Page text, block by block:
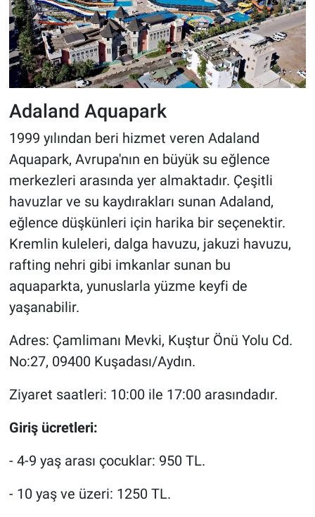
Adaland Aquapark
1999 yılından beri hizmet veren Adaland
Aquapark, Avrupa'nın en büyük su eğlence
merkezleri arasında yer almaktadır. Çeşitli
havuzlar ve su kaydırakları sunan Adaland,
eğlence düşkünleri için harika bir seçenektir.
Kremlin kuleleri, dalga havuzu, jakuzi havuzu,
rafting nehri gibi imkanlar sunan bu
aquaparkta, yunuslarla yüzme keyfi de
yaşanabilir.
Adres: Çamlimanı Mevki, Kuştur Önü Yolu Cd.
No:27, 09400 Kuşadası/Aydın.
Ziyaret saatleri: 10:00 ile 17:00 arasındadır.
Giriş ücretleri:
- 4-9 yaş arası çocuklar: 950 TL.
- 10 yaş ve üzeri: 1250 TL.